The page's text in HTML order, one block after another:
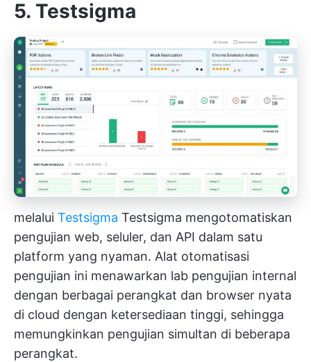
5. Testsigma
melalui Testsigma Testsigma mengotomatiskan
pengujian web, seluler, dan API dalam satu
platform yang nyaman. Alat otomatisasi
pengujian ini menawarkan lab pengujian internal
dengan berbagai perangkat dan browser nyata
di cloud dengan ketersediaan tinggi, sehingga
memungkinkan pengujian simultan di beberapa
perangkat.